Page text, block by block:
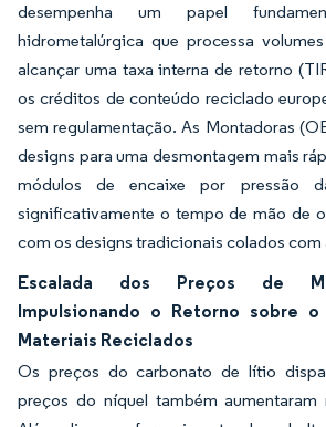
desempenha um papel
hidrometalúrgica que processa
alcançar uma taxa interna de retorno
os créditos de conteúdo reciclado
sem regulamentação. As Montadoras
designs para uma desmontagem mais
módulos de encaixe por pressão
significativamente o tempo de mão de
com os designs tradicionais colados com
Escalada dos Preços de
Impulsionando o Retorno sobre
Materiais Reciclados
Os preços do carbonato de lítio
preços do níquel também